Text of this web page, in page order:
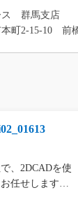
ス 群馬支店
町2-15-10 前
、2DCADを使
任せします。